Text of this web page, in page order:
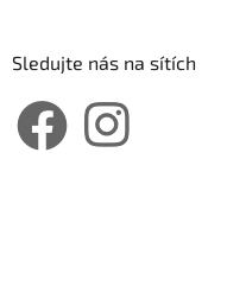
Sledujte nás na sítích